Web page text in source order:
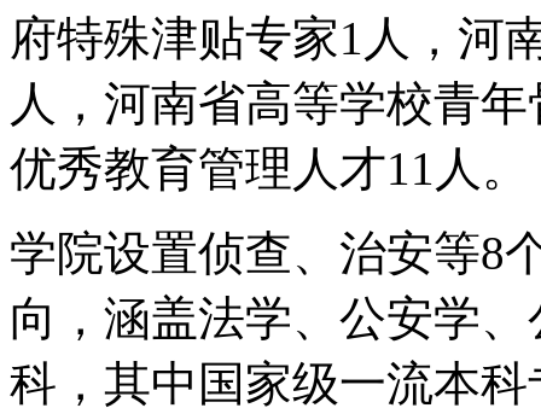
府特殊津贴专家1人，河
人，河南省高等学校青
优秀教育管理人才11人。
学院设置侦查、治安等8
向，涵盖法学、公安学
科，其中国家级一流本